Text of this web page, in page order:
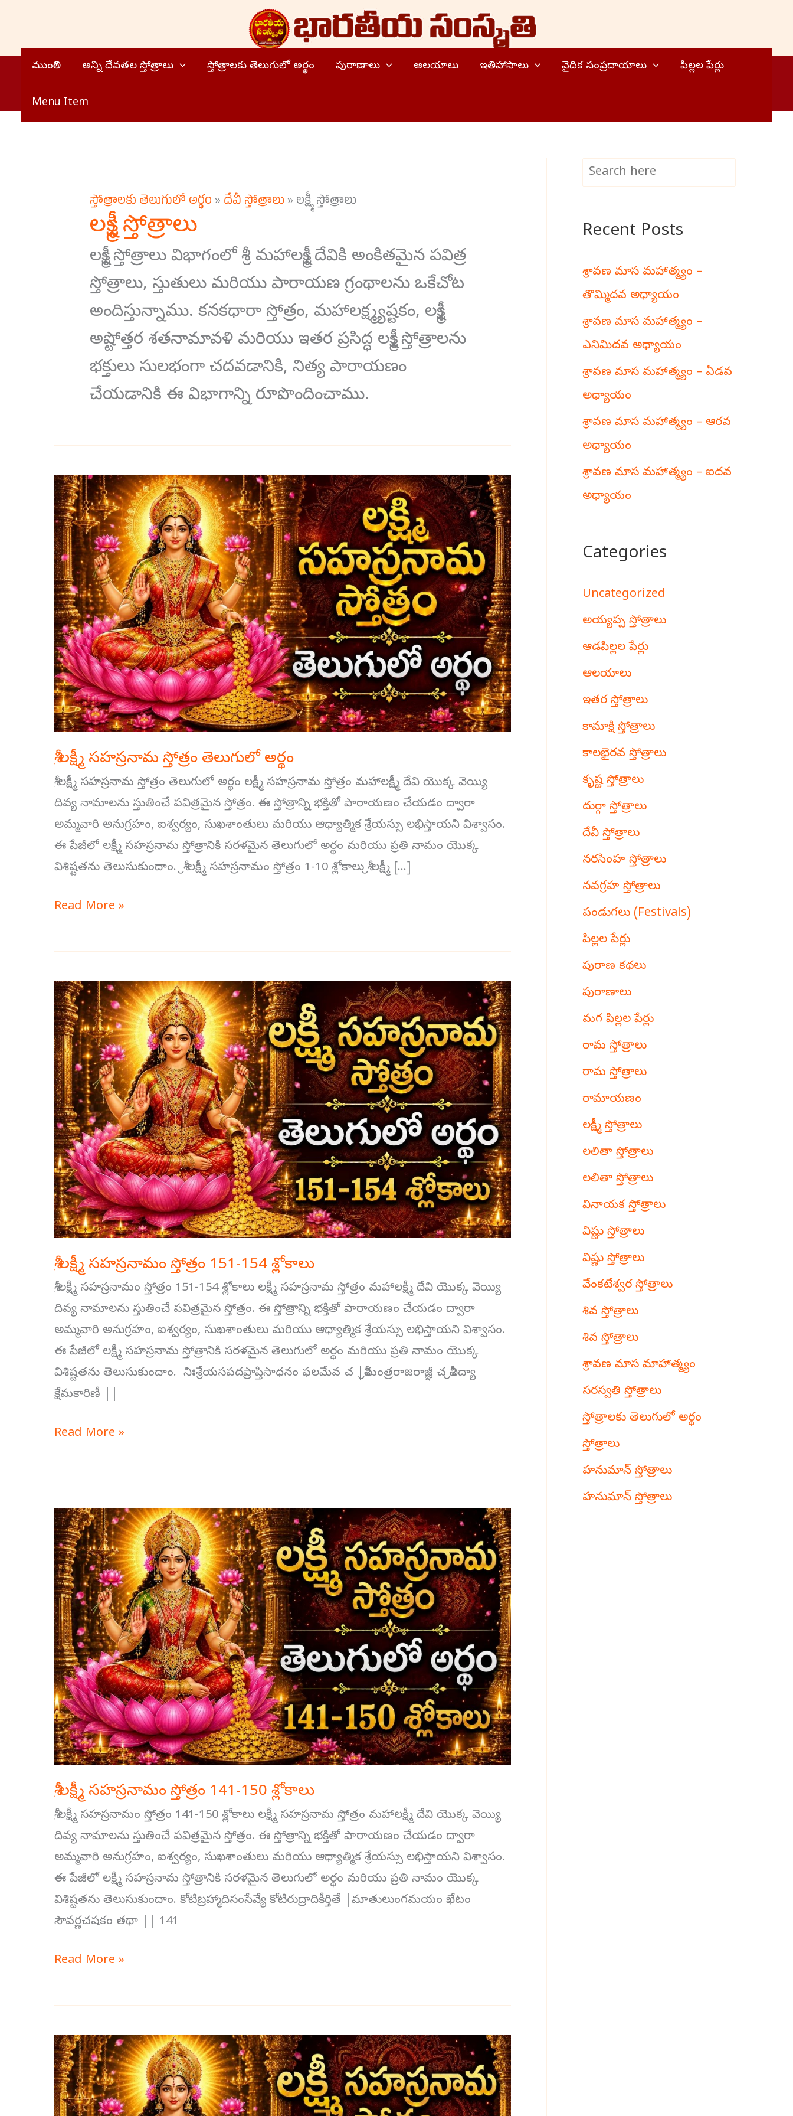
content
ముంగిలి అన్ని దేవతల స్తోత్రాలు స్తోత్రాలకు తెలుగులో అర్థం పురాణాలు ఆలయాలు ఇతిహాసాలు వైదిక సంప్రదాయాలు పిల్లల పేర్లు
Menu Item
స్తోత్రాలకు తెలుగులో అర్థం » దేవీ స్తోత్రాలు » లక్ష్మీ స్తోత్రాలు
లక్ష్మీ స్తోత్రాలు
లక్ష్మీ స్తోత్రాలు విభాగంలో శ్రీ మహాలక్ష్మీ దేవికి అంకితమైన పవిత్ర
స్తోత్రాలు, స్తుతులు మరియు పారాయణ గ్రంథాలను ఒకేచోట
అందిస్తున్నాము. కనకధారా స్తోత్రం, మహాలక్ష్మ్యష్టకం, లక్ష్మీ
అష్టోత్తర శతనామావళి మరియు ఇతర ప్రసిద్ధ లక్ష్మీ స్తోత్రాలను
భక్తులు సులభంగా చదవడానికి, నిత్య పారాయణం
చేయడానికి ఈ విభాగాన్ని రూపొందించాము.
శ్రీ లక్ష్మీ సహస్రనామ స్తోత్రం తెలుగులో అర్థం
శ్రీ లక్ష్మీ సహస్రనామ స్తోత్రం తెలుగులో అర్థం లక్ష్మీ సహస్రనామ స్తోత్రం మహాలక్ష్మీ దేవి యొక్క వెయ్యి
దివ్య నామాలను స్తుతించే పవిత్రమైన స్తోత్రం. ఈ స్తోత్రాన్ని భక్తితో పారాయణం చేయడం ద్వారా
అమ్మవారి అనుగ్రహం, ఐశ్వర్యం, సుఖశాంతులు మరియు ఆధ్యాత్మిక శ్రేయస్సు లభిస్తాయని విశ్వాసం.
ఈ పేజీలో లక్ష్మీ సహస్రనామ స్తోత్రానికి సరళమైన తెలుగులో అర్థం మరియు ప్రతి నామం యొక్క
విశిష్టతను తెలుసుకుందాం. శ్రీ లక్ష్మీ సహస్రనామం స్తోత్రం 1-10 శ్లోకాలు శ్రీ లక్ష్మీ […]
లక్ష్మీ
సహస్రనామ
స్తోత్రం
తెలుగులో
అర్థం
Read More »
శ్రీ లక్ష్మీ సహస్రనామం స్తోత్రం 151-154 శ్లోకాలు
శ్రీ లక్ష్మీ సహస్రనామం స్తోత్రం 151-154 శ్లోకాలు లక్ష్మీ సహస్రనామ స్తోత్రం మహాలక్ష్మీ దేవి యొక్క వెయ్యి
దివ్య నామాలను స్తుతించే పవిత్రమైన స్తోత్రం. ఈ స్తోత్రాన్ని భక్తితో పారాయణం చేయడం ద్వారా
అమ్మవారి అనుగ్రహం, ఐశ్వర్యం, సుఖశాంతులు మరియు ఆధ్యాత్మిక శ్రేయస్సు లభిస్తాయని విశ్వాసం.
ఈ పేజీలో లక్ష్మీ సహస్రనామ స్తోత్రానికి సరళమైన తెలుగులో అర్థం మరియు ప్రతి నామం యొక్క
విశిష్టతను తెలుసుకుందాం. నిఃశ్రేయసపదప్రాప్తిసాధనం ఫలమేవ చ |శ్రీమంత్రరాజరాజ్ఞీ చ శ్రీవిద్యా
క్షేమకారిణీ ||
లక్ష్మీ
సహస్రనామం
స్తోత్రం
151-
154
శ్లోకాలు
Read More »
శ్రీ లక్ష్మీ సహస్రనామం స్తోత్రం 141-150 శ్లోకాలు
శ్రీ లక్ష్మీ సహస్రనామం స్తోత్రం 141-150 శ్లోకాలు లక్ష్మీ సహస్రనామ స్తోత్రం మహాలక్ష్మీ దేవి యొక్క వెయ్యి
దివ్య నామాలను స్తుతించే పవిత్రమైన స్తోత్రం. ఈ స్తోత్రాన్ని భక్తితో పారాయణం చేయడం ద్వారా
అమ్మవారి అనుగ్రహం, ఐశ్వర్యం, సుఖశాంతులు మరియు ఆధ్యాత్మిక శ్రేయస్సు లభిస్తాయని విశ్వాసం.
ఈ పేజీలో లక్ష్మీ సహస్రనామ స్తోత్రానికి సరళమైన తెలుగులో అర్థం మరియు ప్రతి నామం యొక్క
విశిష్టతను తెలుసుకుందాం. కోటిబ్రహ్మాదిసంసేవ్యే కోటిరుద్రాదికీర్తితే |మాతులుంగమయం ఖేటం
సౌవర్ణచషకం తథా || 141
లక్ష్మీ
సహస్రనామం
స్తోత్రం
141-
150
శ్లోకాలు
Read More »
లక్ష్మీ
సహస్రనామం
స్తోత్రం
r
h
Recent Posts
శ్రావణ మాస మహాత్మ్యం –
తొమ్మిదవ అధ్యాయం
శ్రావణ మాస మహాత్మ్యం –
ఎనిమిదవ అధ్యాయం
శ్రావణ మాస మహాత్మ్యం – ఏడవ
అధ్యాయం
శ్రావణ మాస మహాత్మ్యం – ఆరవ
అధ్యాయం
శ్రావణ మాస మహాత్మ్యం – ఐదవ
అధ్యాయం
Categories
Uncategorized
అయ్యప్ప స్తోత్రాలు
ఆడపిల్లల పేర్లు
ఆలయాలు
ఇతర స్తోత్రాలు
కామాక్షి స్తోత్రాలు
కాలభైరవ స్తోత్రాలు
కృష్ణ స్తోత్రాలు
దుర్గా స్తోత్రాలు
దేవీ స్తోత్రాలు
నరసింహ స్తోత్రాలు
నవగ్రహ స్తోత్రాలు
పండుగలు (Festivals)
పిల్లల పేర్లు
పురాణ కథలు
పురాణాలు
మగ పిల్లల పేర్లు
రామ స్తోత్రాలు
రామ స్తోత్రాలు
రామాయణం
లక్ష్మీ స్తోత్రాలు
లలితా స్తోత్రాలు
లలితా స్తోత్రాలు
వినాయక స్తోత్రాలు
విష్ణు స్తోత్రాలు
విష్ణు స్తోత్రాలు
వేంకటేశ్వర స్తోత్రాలు
శివ స్తోత్రాలు
శివ స్తోత్రాలు
శ్రావణ మాస మాహాత్మ్యం
సరస్వతి స్తోత్రాలు
స్తోత్రాలకు తెలుగులో అర్థం
స్తోత్రాలు
హనుమాన్ స్తోత్రాలు
హనుమాన్ స్తోత్రాలు